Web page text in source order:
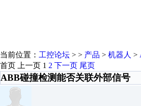
当前位置： 工控论坛 > > 产品 > 机器人 >
首页 上一页 1 2 下一页 尾页
ABB碰撞检测能否关联外部信号